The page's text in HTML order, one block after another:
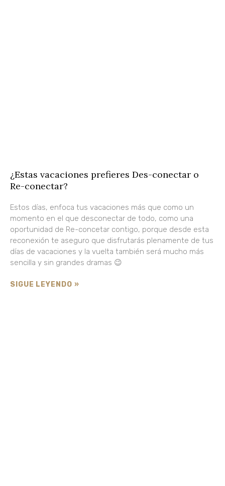
¿Estas vacaciones prefieres Des-conectar o
Re-conectar?
Estos días, enfoca tus vacaciones más que como un
momento en el que desconectar de todo, como una
oportunidad de Re-concetar contigo, porque desde esta
reconexión te aseguro que disfrutarás plenamente de tus
días de vacaciones y la vuelta también será mucho más
sencilla y sin grandes dramas 😉
SIGUE LEYENDO »